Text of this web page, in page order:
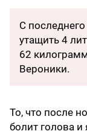
С
утащить 4
62
Вероники.
То, что после
болит голова